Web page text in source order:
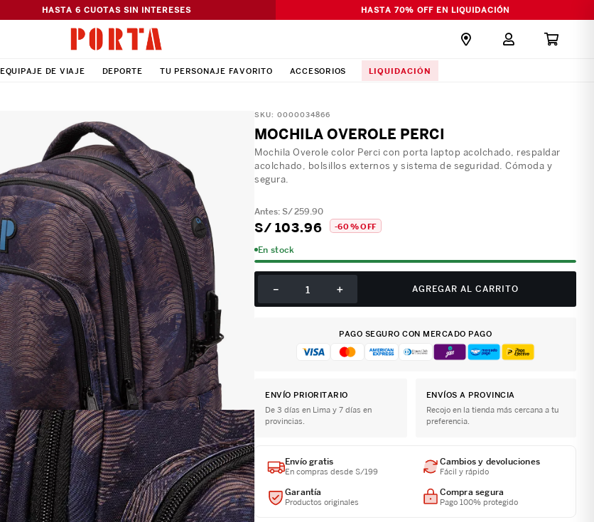
HASTA 6 CUOTAS SIN INTERESES HASTA 70% OFF EN LIQUIDACIÓN
EQUIPAJE DE VIAJE DEPORTE TU PERSONAJE FAVORITO ACCESORIOS LIQUIDACIÓN
SKU:0000034866
MOCHILA OVEROLE PERCI
Mochila Overole color Perci con porta laptop acolchado, respaldar
acolchado, bolsillos externos y sistema de seguridad. Cómoda y
segura.
S/259.90
S/ 103.96 -60 %OFF
En stock
＋
－ AGREGAR AL CARRITO
PAGO SEGURO CON MERCADO PAGO
ENVÍO PRIORITARIO
De 3 días en Lima y 7 días en
provincias.
ENVÍOS A PROVINCIA
Recojo en la tienda más cercana a tu
preferencia.
Envío gratis
En compras desde S/199
Cambios y devoluciones
Fácil y rápido
Garantía
Productos originales
Compra segura
Pago 100% protegido